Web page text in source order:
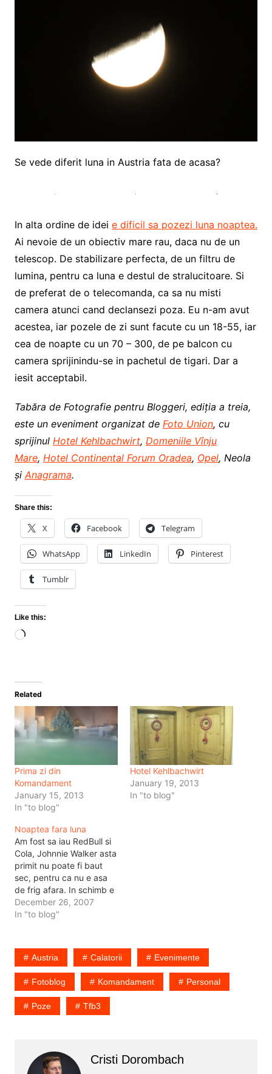
Se vede diferit luna in Austria fata de acasa?
In alta ordine de idei e dificil sa pozezi luna noaptea.
Ai nevoie de un obiectiv mare rau, daca nu de un
telescop. De stabilizare perfecta, de un filtru de
lumina, pentru ca luna e destul de stralucitoare. Si
de preferat de o telecomanda, ca sa nu misti
camera atunci cand declansezi poza. Eu n-am avut
acestea, iar pozele de zi sunt facute cu un 18-55, iar
cea de noapte cu un 70 – 300, de pe balcon cu
camera sprijinindu-se in pachetul de tigari. Dar a
iesit acceptabil.
Tabăra de Fotografie pentru Bloggeri, ediția a treia,
este un eveniment organizat de Foto Union, cu
sprijinul Hotel Kehlbachwirt, Domeniile Vînju
Mare, Hotel Continental Forum Oradea, Opel, Neola
și Anagrama.
Share this:
X Facebook Telegram
WhatsApp LinkedIn Pinterest
Tumblr
Like this:
Loading…
Related
Prima zi din
Komandament
January 15, 2013
In "to blog"
Hotel Kehlbachwirt
January 19, 2013
In "to blog"
Noaptea fara luna
Am fost sa iau RedBull si
Cola, Johnnie Walker asta
primit nu poate fi baut
sec, pentru ca nu e asa
de frig afara. In schimb e
luna ascunsa undeva, sau
nu e deloc. E frig, e iarna,
tigarea sau…
December 26, 2007
In "to blog"
Austria Calatorii Evenimente
Fotoblog Komandament Personal
Poze Tfb3
Cristi Dorombach